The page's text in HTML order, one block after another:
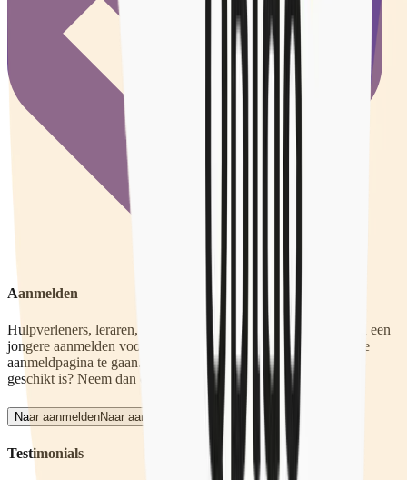
Aanmelden
Hulpverleners, leraren, huisartsen en andere verwijzers kunnen een
jongere aanmelden voor een UniQ-traject. Klik hier om naar de
aanmeldpagina te gaan. Wil je overleggen of een aanmelding
geschikt is? Neem dan contact met ons op.
Naar aanmeldenNaar aanmelden
Testimonials